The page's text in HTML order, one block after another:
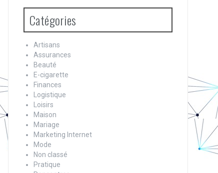
Catégories
Artisans
Assurances
Beauté
E-cigarette
Finances
Logistique
Loisirs
Maison
Mariage
Marketing Internet
Mode
Non classé
Pratique